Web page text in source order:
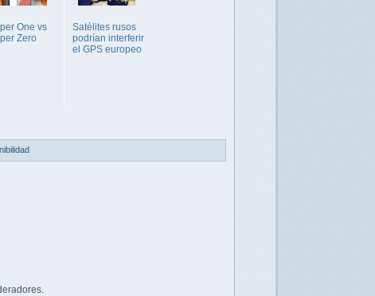
One vs
Zero
Satélites rusos
podrían interferir
el GPS europeo